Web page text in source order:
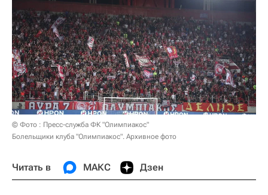
© Фото : Пресс-служба ФК "Олимпиакос"
Болельщики клуба "Олимпиакос". Архивное фото
Читать в МАКС Дзен